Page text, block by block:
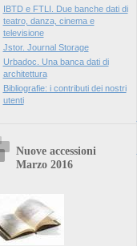
IBTD e FTLI. Due banche dati di
teatro, danza, cinema e
televisione
Jstor. Journal Storage
Urbadoc. Una banca dati di
architettura
Bibliografie: i contributi dei nostri
utenti
Nuove accessioni
Marzo 2016